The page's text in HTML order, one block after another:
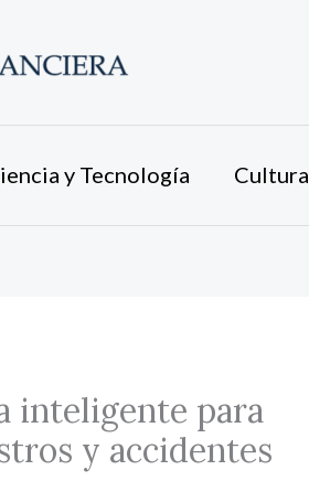
y Tecnología Cultura
inteligente para
y accidentes